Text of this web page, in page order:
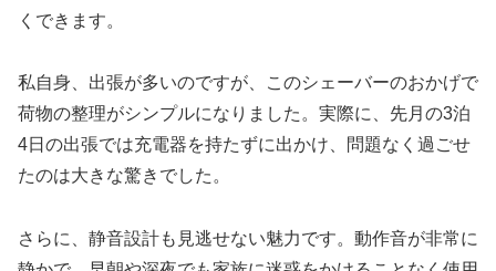
くできます。
私自身、出張が多いのですが、このシェーバーのおかげで
荷物の整理がシンプルになりました。実際に、先月の3泊
4日の出張では充電器を持たずに出かけ、問題なく過ごせ
たのは大きな驚きでした。
さらに、静音設計も見逃せない魅力です。動作音が非常に